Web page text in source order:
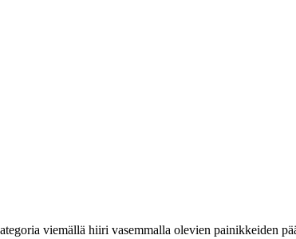
viemällä hiiri vasemmalla olevien painikkeiden